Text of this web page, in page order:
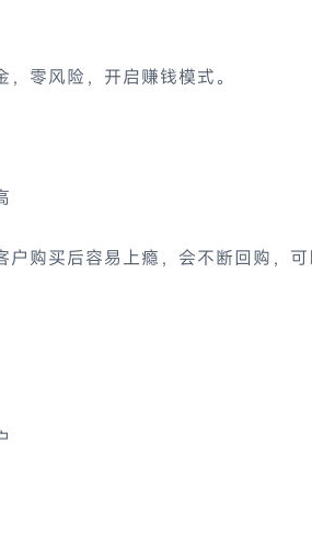
零风险，开启赚钱模式。
购买后容易上瘾，会不断回购，可